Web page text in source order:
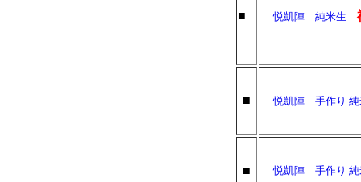
■ 悦凱陣 純米生
■ 悦凱陣 手作り 純
■ 悦凱陣 手作り 純